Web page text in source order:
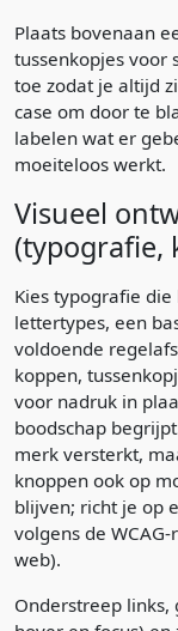
Plaats bovenaan
tussenkopjes voor
toe zodat je altijd
case om door te
labelen wat er
moeiteloos werkt.
Visueel
(typografie,
Kies typografie
lettertypes, een
voldoende
koppen,
voor nadruk in
boodschap
merk versterkt,
knoppen ook op
blijven; richt je op
volgens de
web).
Onderstreep links,